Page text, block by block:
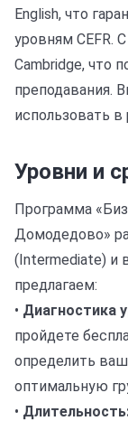
English, что
уровням CEFR.
Cambridge, что
преподавания.
использовать в
Уровни и
Программа
Домодедово»
(Intermediate) и
предлагаем:
• Диагностика
пройдете
определить
оптимальную
•